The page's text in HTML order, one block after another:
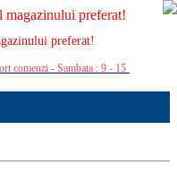
magazinului preferat!
preferat!
comenzi - Sambata : 9 - 15